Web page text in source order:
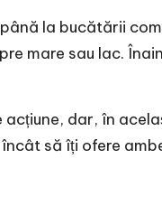
la bucătării
mare sau lac.
dar, în
să îți ofere